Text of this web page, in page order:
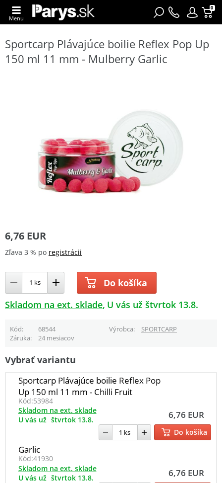
0
Menu
Sportcarp Plávajúce boilie Reflex Pop Up
150 ml 11 mm - Mulberry Garlic
6,76 EUR
Zľava 3 % po registrácii
Do košíka
Skladom na ext. sklade U vás už štvrtok 13.8.
Kód 68544 Výrobca
SPORTCARP
Záruka
24 mesiacov
Vybrať variantu
Sportcarp Plávajúce boilie Reflex Pop
Up 150 ml 11 mm - Chilli Fruit
Kód:53984
6,76 EUR
Skladom na ext. sklade
U vás už štvrtok 13.8.
Do košíka
Garlic
Kód:41930
6,76 EUR
Skladom na ext. sklade
U vás už štvrtok 13.8.